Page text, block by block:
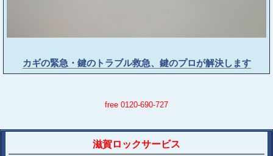
カギの緊急・鍵のトラブル救急、鍵のプロが解決します
free 0120-690-727
滋賀ロックサービス